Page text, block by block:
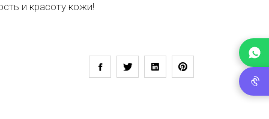
и красоту кожи!